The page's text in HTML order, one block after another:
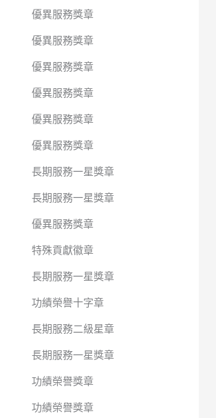
優異服務獎章
優異服務獎章
優異服務獎章
優異服務獎章
優異服務獎章
優異服務獎章
長期服務一星獎章
長期服務一星獎章
優異服務獎章
特殊貢獻徽章
長期服務一星獎章
功績榮譽十字章
長期服務二級星章
長期服務一星獎章
功績榮譽獎章
功績榮譽獎章